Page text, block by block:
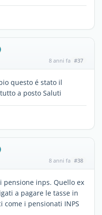
8 anni fa #37
questo é stato il
a posto Saluti
8 anni fa #38
pensione inps. Quello ex
a pagare le tasse in
come i pensionati INPS